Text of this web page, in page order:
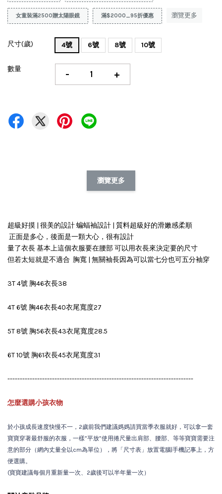
女童裝滿2500贈太陽眼鏡 滿$2000_95折優惠 瀏覽更多
尺寸(歲) 4號 6號 8號 10號
數量 - +
瀏覽更多
超級好摸 | 很美的設計 蝙蝠袖設計 | 質料超級好的滑嫩感柔順
正面是多心，後面是一顆大心，很有設計
量了衣長 基本上這個衣服要在腰部 可以用衣長來決定要的尺寸
但若太短就是不適合 胸寬 | 無關袖長因為可以當七分也可五分袖穿
3T 4號 胸46衣長38
4T 6號 胸46衣長40衣尾寬度27
5T 8號 胸56衣長43衣尾寬度28.5
6T 10號 胸61衣長45衣尾寬度31
---------------------------------------------------------------------------
怎麼選購小孩衣物
於小孩成長速度快慢不一，2歲前我們建議媽媽請買當季衣服就好，可以拿一套
寶寶穿著最舒服的衣服，一樣”平放”使用捲尺量出肩部、腰部、等等寶寶需要注
意的部分（網內丈量全以cm為單位），將「尺寸表」放置電腦|手機記事上，方
便選購。
(寶寶建議每個月重新量一次、2歲後可以半年量一次）